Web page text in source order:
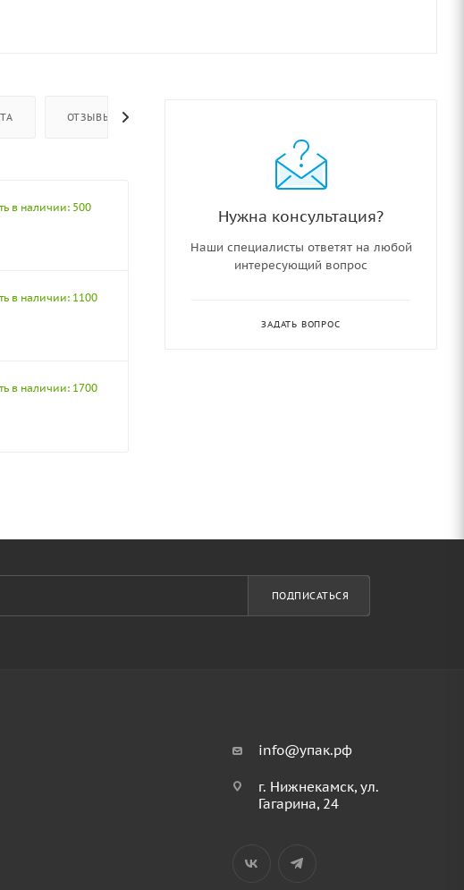
ОТЗЫВЫ
в наличии: 500
в наличии: 1100
в наличии: 1700
Нужна консультация?
Наши специалисты ответят на любой
интересующий вопрос
ЗАДАТЬ ВОПРОС
ПОДПИСАТЬСЯ
info@упак.рф
г. Нижнекамск, ул.
Гагарина, 24